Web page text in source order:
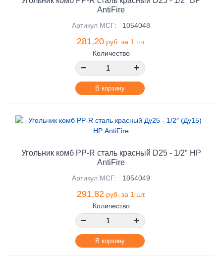
AntiFire
Артикул МСГ: 1054048
281,20руб. за 1 шт.
Количество
− +
В корзину
Угольник комб PP-R сталь красный D25 - 1/2″ НР
AntiFire
Артикул МСГ: 1054049
291,82 руб. за 1 шт.
Количество
− +
В корзину